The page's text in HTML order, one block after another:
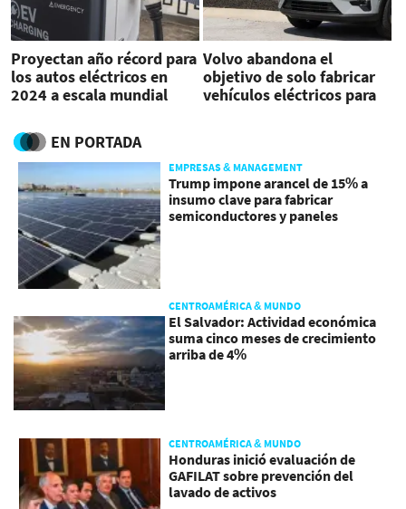
Proyectan año récord para
los autos eléctricos en
2024 a escala mundial
Volvo abandona el
objetivo de solo fabricar
vehículos eléctricos para
EN PORTADA
EMPRESAS & MANAGEMENT
Trump impone arancel de 15% a
insumo clave para fabricar
semiconductores y paneles
CENTROAMÉRICA & MUNDO
El Salvador: Actividad económica
suma cinco meses de crecimiento
arriba de 4%
CENTROAMÉRICA & MUNDO
Honduras inició evaluación de
GAFILAT sobre prevención del
lavado de activos